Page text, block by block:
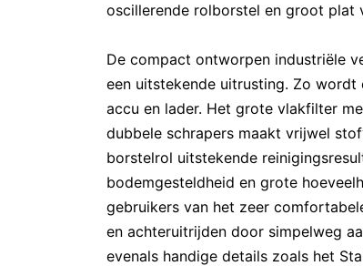
oscillerende rolborstel en groot plat
De compact ontworpen industriële
een uitstekende uitrusting. Zo
accu en lader. Het grote vlakfilter
dubbele schrapers maakt vrijwel
borstelrol uitstekende
bodemgesteldheid en grote
gebruikers van het zeer
en achteruitrijden door simpelweg
evenals handige details zoals het